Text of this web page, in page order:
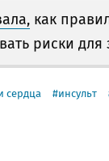
как
риски для
сердца инсульт